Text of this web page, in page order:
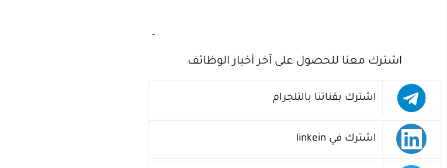
-‏
اشترك معنا للحصول على آخر أخبار الوظائف
اشترك بقناتنا بالتلجرام
اشترك في linkein